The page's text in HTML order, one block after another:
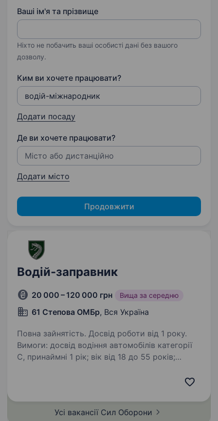
Ваші ім'я та прізвище
Ніхто не побачить ваші особисті дані без вашого
дозволу.
Ким ви хочете працювати?
Додати посаду
Де ви хочете працювати?
Додати місто
Продовжити
Водій-заправник
20 000 – 120 000 грн Вища за середню
61 Степова ОМБр, Вся Україна
Повна зайнятість. Досвід роботи від 1 року.
Вимоги: досвід водіння автомобілів категорії
C, принаймні 1 рік; вік від 18 до 55 років;
Усі вакансії Сил Оборони